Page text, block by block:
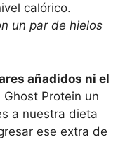
calórico.
un par de hielos
añadidos ni el
Ghost Protein un
a nuestra dieta
ese extra de